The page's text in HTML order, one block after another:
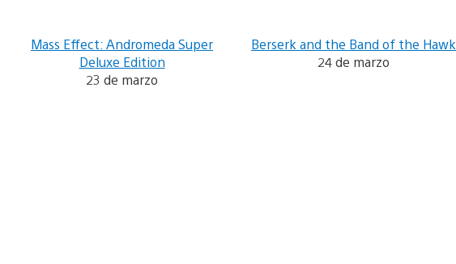
Mass Effect: Andromeda Super
Deluxe Edition
23 de marzo
Berserk and the Band of the Hawk
24 de marzo